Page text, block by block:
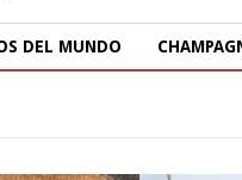
DEL MUNDO